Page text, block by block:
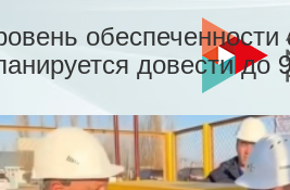
довести до